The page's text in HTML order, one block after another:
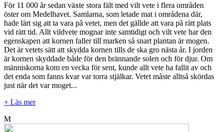
För 11 000 år sedan växte stora fält med vilt vete i flera områden
öster om Medelhavet. Samlarna, som letade mat i områdena där,
hade lärt sig att ta vara på vetet, men det gällde att vara på rätt plats
vid rätt tid. Allt vildvete mognar inte samtidigt och vilt vete har den
egenskapen att kornen faller till marken så snart plantan är mogen.
Det är vetets sätt att skydda kornen tills de ska gro nästa år. I jorden
är kornen skyddade både för den brännande solen och för djur. Om
människorna kom en vecka för sent, kunde allt vete ha fallit av och
det enda som fanns kvar var torra stjälkar. Vetet måste alltså skördas
just när det var moget...
+ Läs mer
M